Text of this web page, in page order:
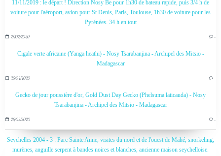
11/11/2019 : le départ ! Direction Nosy Be pour 1h30 de bateau rapide, puis 3/4 h de
voiture pour l'aéroport, avion pour St Denis, Paris, Toulouse, 1h30 de voiture pour les
Pyrénées. 34 h en tout
27/02/2020 …
Cigale verte africaine (Yanga heathi) - Nosy Tsarabanjina - Archipel des Mitsio -
Madagascar
26/02/2020 …
Gecko de jour poussière d'or, Gold Dust Day Gecko (Phelsuma laticauda) - Nosy
Tsarabanjina - Archipel des Mitsio - Madagascar
26/02/2020 …
Seychelles 2004 - 3 : Parc Sainte Anne, visites du nord et de l'ouest de Mahé, snorkeling,
murènes, anguille serpent à bandes noires et blanches, ancienne maison seychelloise.